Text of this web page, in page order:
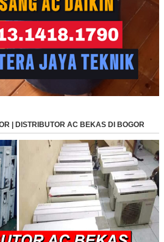
| DISTRIBUTOR AC BEKAS DI BOGOR